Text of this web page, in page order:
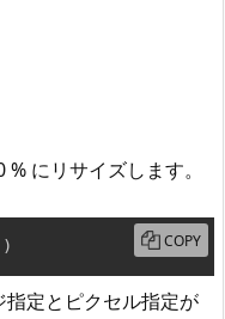
にリサイズします。
) COPY
定とピクセル指定が